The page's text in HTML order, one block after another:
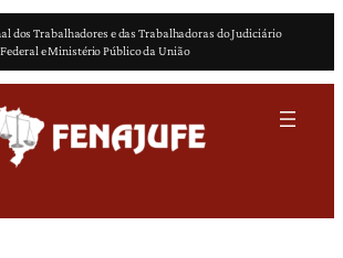
dos Trabalhadores e das Trabalhadoras do Judiciário
Federal e Ministério Público da União